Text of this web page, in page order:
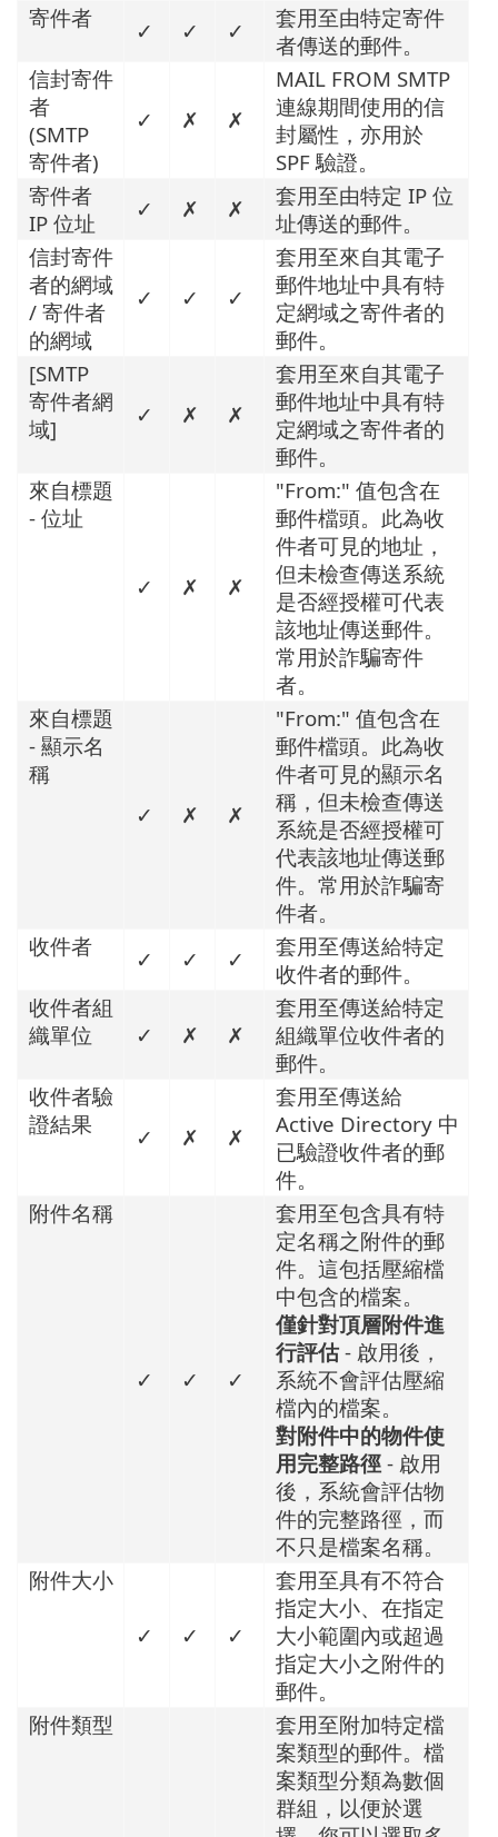
寄件者
✓ ✓ ✓
套用至由特定寄件
者傳送的郵件。
信封寄件
者
(SMTP
寄件者)
✓ ✗ ✗
MAIL FROM SMTP
連線期間使用的信
封屬性，亦用於
SPF 驗證。
寄件者
IP 位址
✓ ✗ ✗
套用至由特定 IP 位
址傳送的郵件。
信封寄件
者的網域
/ 寄件者
的網域
✓ ✓ ✓
套用至來自其電子
郵件地址中具有特
定網域之寄件者的
郵件。
[SMTP
寄件者網
域]
✓ ✗ ✗
套用至來自其電子
郵件地址中具有特
定網域之寄件者的
郵件。
來自標題
- 位址
✓ ✗ ✗
"From:" 值包含在
郵件檔頭。此為收
件者可見的地址，
但未檢查傳送系統
是否經授權可代表
該地址傳送郵件。
常用於詐騙寄件
者。
來自標題
- 顯示名
稱
✓
✗ ✗
"From:" 值包含在
郵件檔頭。此為收
件者可見的顯示名
稱，但未檢查傳送
系統是否經授權可
代表該地址傳送郵
件。常用於詐騙寄
件者。
收件者
✓ ✓ ✓
套用至傳送給特定
收件者的郵件。
收件者組
織單位
✓ ✗ ✗
套用至傳送給特定
組織單位收件者的
郵件。
收件者驗
證結果
✓ ✗ ✗
套用至傳送給
Active Directory 中
已驗證收件者的郵
件。
附件名稱
✓ ✓ ✓
套用至包含具有特
定名稱之附件的郵
件。這包括壓縮檔
中包含的檔案。
僅針對頂層附件進
行評估- 啟用後，
系統不會評估壓縮
檔內的檔案。
對附件中的物件使
用完整路徑 - 啟用
後，系統會評估物
件的完整路徑，而
不只是檔案名稱。
附件大小
✓
✓ ✓
套用至具有不符合
指定大小、在指定
大小範圍內或超過
指定大小之附件的
郵件。
附件類型
套用至附加特定檔
案類型的郵件。檔
案類型分類為數個
群組，以便於選